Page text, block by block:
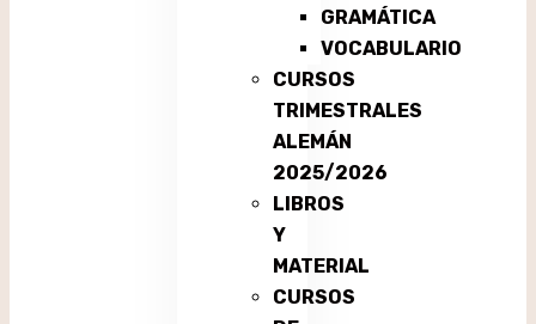
GRAMÁTICA
VOCABULARIO
CURSOS
TRIMESTRALES
ALEMÁN
2025/2026
LIBROS
Y
MATERIAL
CURSOS